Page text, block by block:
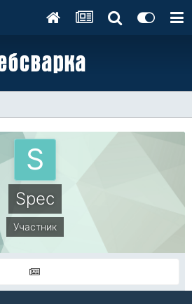
Spec
Участник